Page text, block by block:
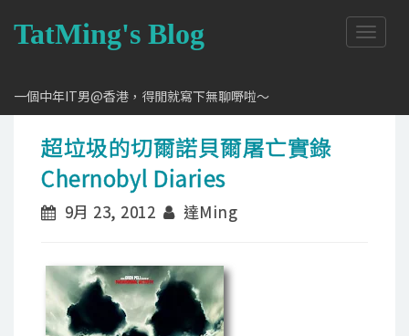
TatMing's Blog
一個中年IT男@香港，得閒就寫下無聊嘢啦～
T
o
超垃圾的切爾諾貝爾屠亡實錄
Chernobyl Diaries
9月 23, 2012 達Ming